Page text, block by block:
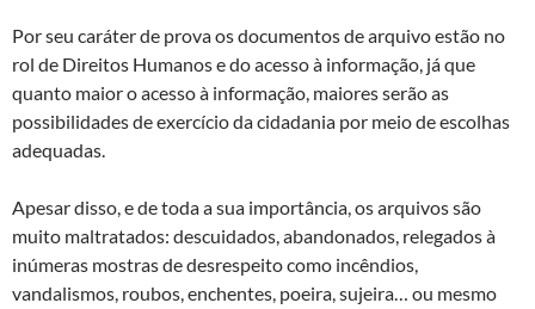
Por seu caráter de prova os documentos de arquivo estão no
rol de Direitos Humanos e do acesso à informação, já que
quanto maior o acesso à informação, maiores serão as
possibilidades de exercício da cidadania por meio de escolhas
adequadas.
Apesar disso, e de toda a sua importância, os arquivos são
muito maltratados: descuidados, abandonados, relegados à
inúmeras mostras de desrespeito como incêndios,
vandalismos, roubos, enchentes, poeira, sujeira… ou mesmo